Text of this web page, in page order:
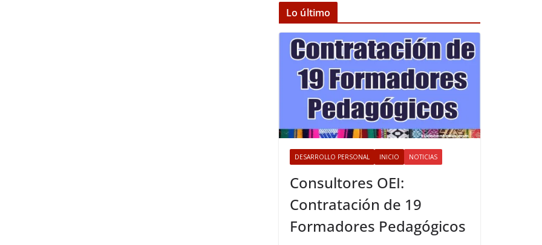
Lo último
DESARROLLO PERSONAL INICIO NOTICIAS
Consultores OEI:
Contratación de 19
Formadores Pedagógicos